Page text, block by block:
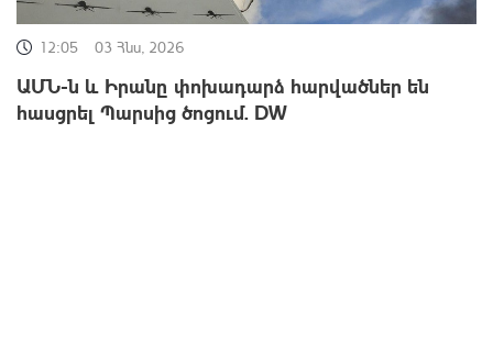
12:05 03 Հնս, 2026
ԱՄՆ-ն և Իրանը փոխադարձ հարվածներ են
հասցրել Պարսից ծոցում. DW